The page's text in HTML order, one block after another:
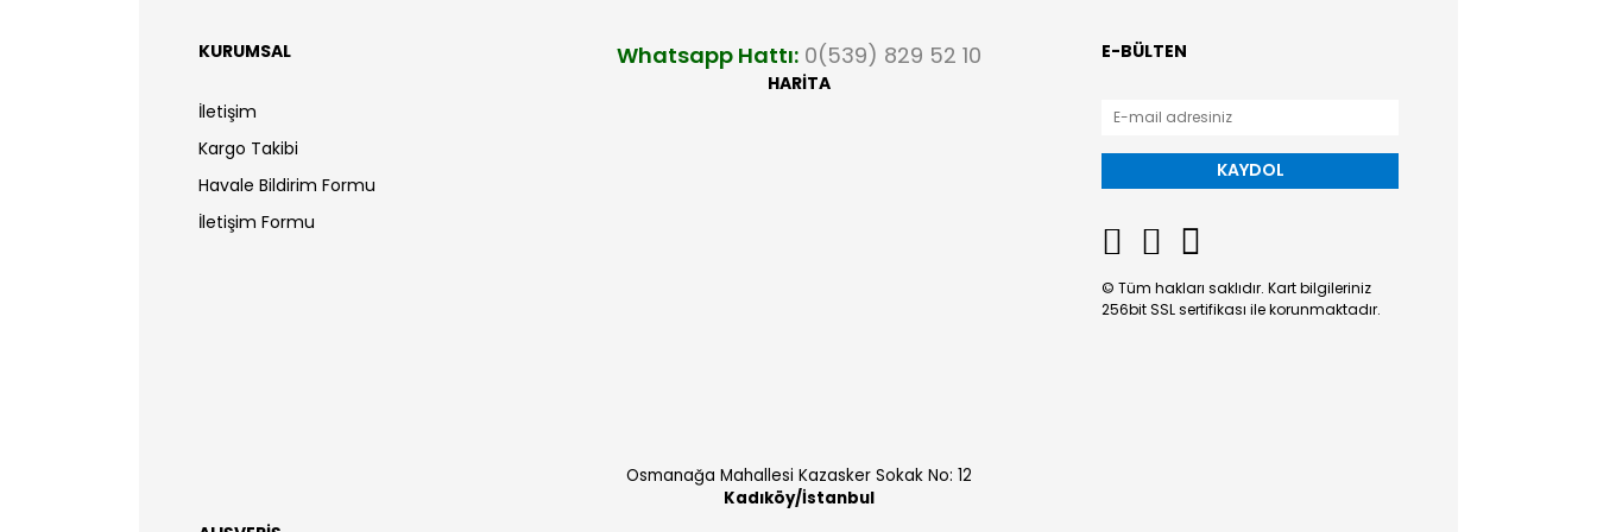
KURUMSAL
İletişim
Kargo Takibi
Havale Bildirim Formu
İletişim Formu
Whatsapp Hattı: 0(539) 829 52 10
HARİTA
Osmanağa Mahallesi Kazasker Sokak No: 12
Kadıköy/İstanbul
E-BÜLTEN
KAYDOL
© Tüm hakları saklıdır. Kart bilgileriniz
256bit SSL sertifikası ile korunmaktadır.